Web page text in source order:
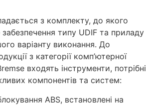
з комплекту, до якого
типу UDIF та приладу
варіанту виконання. До
з категорії комп’ютерної
входять інструменти, потрібні
компонентів та систем:
ABS, встановлені на